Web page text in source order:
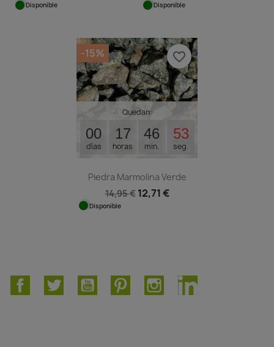
Disponible Disponible
Quedan:
00
días
17
horas
46
min.
53
seg.
Piedra Marmolina Verde
14,95 € 12,71 €
Disponible
-15% favorite_border
FacebookTwitter YouTube PinterestInstagramLinkedIn